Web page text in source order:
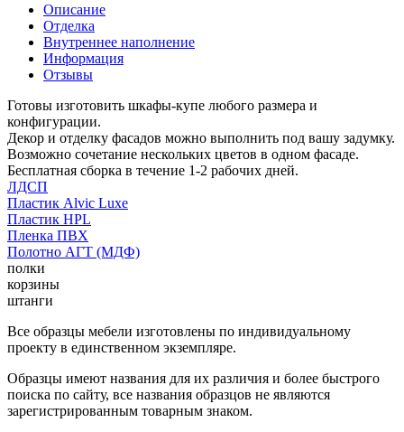
Описание
Отделка
Внутреннее наполнение
Информация
Отзывы
Готовы изготовить шкафы-купе любого размера и
конфигурации.
Декор и отделку фасадов можно выполнить под вашу задумку.
Возможно сочетание нескольких цветов в одном фасаде.
Бесплатная сборка в течение 1-2 рабочих дней.
ЛДСП
Пластик Alvic Luxe
Пластик HPL
Пленка ПВХ
Полотно АГТ (МДФ)
полки
корзины
штанги
Все образцы мебели изготовлены по индивидуальному
проекту в единственном экземпляре.
Образцы имеют названия для их различия и более быстрого
поиска по сайту, все названия образцов не являются
зарегистрированным товарным знаком.